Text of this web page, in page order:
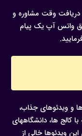
وقت مشاوره و
واتس آپ یک پیام
و ویدئوهای جذاب،
کالج ها، دانشگاههای
ویدئوها خالی از